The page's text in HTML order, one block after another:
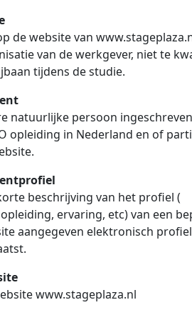
de website van
van de werkgever, niet te
tijdens de studie.
natuurlijke persoon
opleiding in Nederland en of
beschrijving van het profiel (
ervaring, etc) van een
aangegeven elektronisch
www.stageplaza.nl